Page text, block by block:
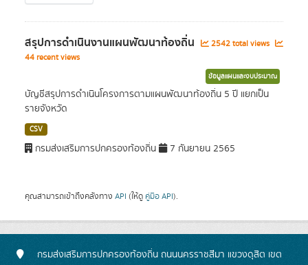
สรุปการดำเนินงานแผนพัฒนาท้องถิ่น
2542 total views
44 recent views
ข้อมูลแผนและงบประมาณ
บัญชีสรุปการดำเนินโครงการตามแผนพัฒนาท้องถิ่น 5 ปี แยกเป็น
รายจังหวัด
CSV
กรมส่งเสริมการปกครองท้องถิ่น 7 กันยายน 2565
คุณสามารถเข้าถึงคลังทาง API (ให้ดู คู่มือ API).
กรมส่งเสริมการปกครองท้องถิ่น ถนนนครราชสีมา แขวงดุสิต เขต